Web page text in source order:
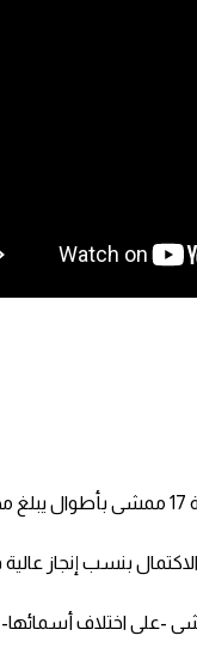
بطول 1500 متر وأوس بن مالك بطول 450 متراً فيما
وممشى جادة قباء 3 كيلو مترات وممشى العقيق 1600 متر